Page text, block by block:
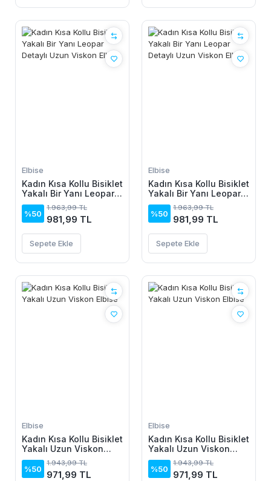
Elbise
Kadın Kısa Kollu Bisiklet
Yakalı Bir Yanı Leopar
Detaylı Uzun Viskon
Elbise
%50
1.963,99 TL
981,99 TL
Sepete Ekle
Elbise
Kadın Kısa Kollu Bisiklet
Yakalı Bir Yanı Leopar
Detaylı Uzun Viskon
Elbise
%50
1.963,99 TL
981,99 TL
Sepete Ekle
Elbise
Kadın Kısa Kollu Bisiklet
Yakalı Uzun Viskon
Elbise
%50
1.943,99 TL
971,99 TL
Elbise
Kadın Kısa Kollu Bisiklet
Yakalı Uzun Viskon
Elbise
%50
1.943,99 TL
971,99 TL